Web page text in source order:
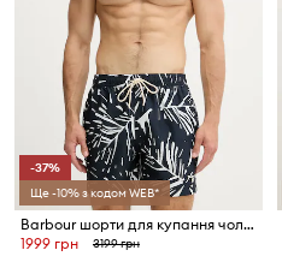
-37%
Ще -10% з кодом WEB*
Barbour шорти для купання чоловічі Edenwood
1999 грн
3199 грн